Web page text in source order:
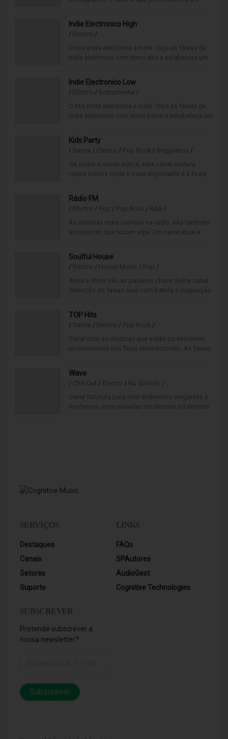
a música certa para elevar o seu mood e criar
boas vibrações. Sonoridade moderna num beat
suave e agradável.
Indie Electronico High
/ Electro /
O mix entre eletrónica e indie. Oiça as faixas de
indie eletrónico com ritmo alto e estabeleça um
Indie Electronico Low
/ Electro / Instrumental /
O mix entre eletrónica e indie. Oiça as faixas de
indie eletrónico com ritmo baixo e estabeleça um
Kids Party
/ Dance / Electro / Pop Rock / Reggaeton /
Tal como o nome indica, este canal mistura
vários estilos onde o mais importante é a festa
esgotar todas as energias!
Rádio FM
/ Electro / Pop / Pop Rock / R&B /
As músicas mais ouvidas na rádio, são também
as músicas que tocam aqui. Um canal atual e
sucessos pop rock.
Soulful House
/ Electro / House Music / Pop /
Alma e ritmo são as palavras chave deste canal.
Selecção de faixas soul com batida e inspiração
TOP Hits
/ Dance / Electro / Pop Rock /
Canal com as musicas que estão ou estiveram
recentemente nos Tops internacionais. As faixas
aqui.
Wave
/ Chill Out / Electro / Nu Sounds /
Canal futurista para criar ambientes elegantes e
modernos, com variadas tendências totalmente
SERVIÇOS
Destaques
Canais
Setores
Suporte
LINKS
FAQs
SPAutores
AudioGest
Cognitive Technologies
SUBSCREVER
Pretende subscrever a
nossa newsletter?
Subscrever